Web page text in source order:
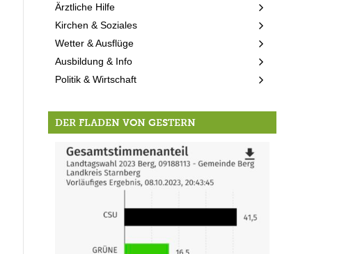
Ärztliche Hilfe
Kirchen & Soziales
Wetter & Ausflüge
Ausbildung & Info
Politik & Wirtschaft
DER FLADEN VON GESTERN